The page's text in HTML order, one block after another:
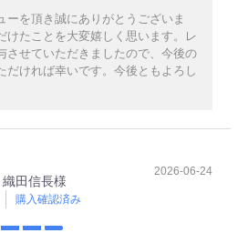
ーを頂き誠にありがとうございま
けたことを大変嬉しく思います。レ
させていただきましたので、今後の
だければ幸いです。今後ともよろし
織田信長様
購入確認済み
2026-06-24